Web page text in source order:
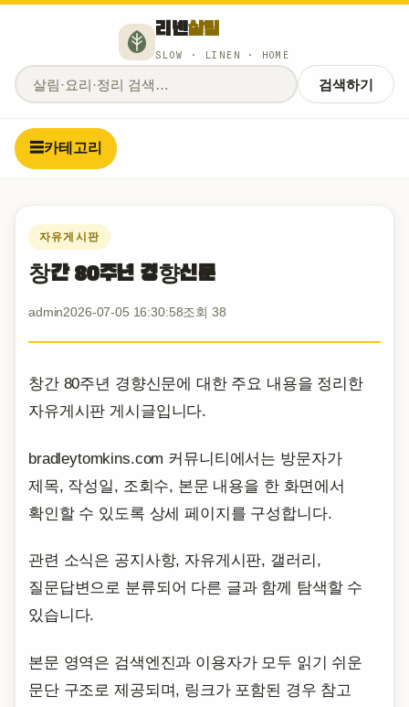
리넨살림
SLOW · LINEN · HOME
검색하기
☰카테고리
자유게시판
창간 80주년 경향신문
admin2026-07-05 16:30:58조회 38
창간 80주년 경향신문에 대한 주요 내용을 정리한
자유게시판 게시글입니다.
bradleytomkins.com 커뮤니티에서는 방문자가
제목, 작성일, 조회수, 본문 내용을 한 화면에서
확인할 수 있도록 상세 페이지를 구성합니다.
관련 소식은 공지사항, 자유게시판, 갤러리,
질문답변으로 분류되어 다른 글과 함께 탐색할 수
있습니다.
본문 영역은 검색엔진과 이용자가 모두 읽기 쉬운
문단 구조로 제공되며, 링크가 포함된 경우 참고